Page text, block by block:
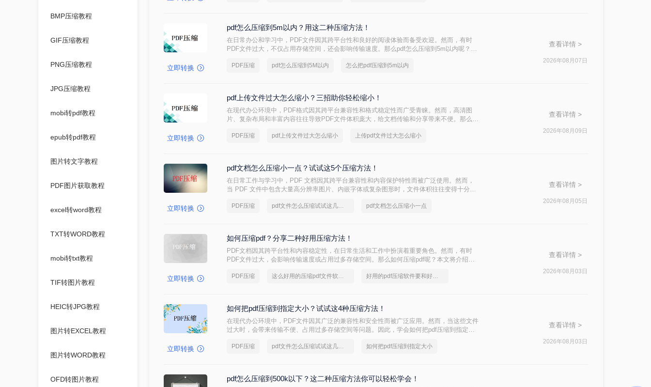
BMP压缩教程
GIF压缩教程
PNG压缩教程
JPG压缩教程
mobi转pdf教程
epub转pdf教程
图片转文字教程
PDF图片获取教程
excel转word教程
TXT转WORD教程
mobi转txt教程
TIF转图片教程
HEIC转JPG教程
图片转EXCEL教程
图片转WORD教程
OFD转图片教程
立即转换
pdf怎么压缩到5m以内？用这二种压缩方法！
在日常办公和学习中，PDF文件因其跨平台性和良好的阅读体验而备受欢迎。然而，有时
PDF文件过大，不仅占用存储空间，还会影响传输速度。那么pdf怎么压缩到5m以内呢？本
PDF压缩 pdf怎么压缩到5M以内 怎么把pdf压缩到5m以内
查看详情 >
2026年08月07日
立即转换
pdf上传文件过大怎么缩小？三招助你轻松缩小！
在现代办公环境中，PDF格式因其跨平台兼容性和格式稳定性而广受青睐。然而，高清图
片、复杂布局和丰富内容往往导致PDF文件体积庞大，给文档传输和分享带来不便。那么
PDF文件，提升文档传输效率。
PDF压缩 pdf上传文件过大怎么缩小 上传pdf文件过大怎么缩小
查看详情 >
2026年08月09日
立即转换
pdf文档怎么压缩小一点？试试这5个压缩方法！
在日常工作与学习中，PDF 文档因其跨平台兼容性和内容保护特性而被广泛使用。然而，
当 PDF 文件中包含大量高分辨率图片、内嵌字体或复杂图形时，文件体积往往变得十分庞
PDF 文档怎么压缩小一点呢？本文从压缩效果、操作难度、处理速度、隐私安全四个维
PDF压缩 pdf文件怎么压缩试试这几个方法 pdf文档怎么压缩小一点
查看详情 >
2026年08月05日
立即转换
如何压缩pdf？分享二种好用压缩方法！
PDF文档因其跨平台性和内容稳定性，在日常生活和工作中扮演着重要角色。然而，有时
PDF文件过大，会影响传输速度或占用过多存储空间。那么如何压缩pdf呢？本文将介绍两
PDF压缩 这么好用的压缩pdf文件软件，我一定要分享 好用的pdf压缩软件要和好朋友分享
查看详情 >
2026年08月03日
立即转换
如何把pdf压缩到指定大小？试试这4种压缩方法！
在现代办公环境中，PDF文件因其广泛的兼容性和安全性而被广泛应用。然而，当这些文件
过大时，会带来传输不便、占用过多存储空间等问题。因此，学会如何把pdf压缩到指定大
PDF压缩 pdf文件怎么压缩试试这几个方法 如何把pdf压缩到指定大小
查看详情 >
2026年08月03日
pdf怎么压缩到500k以下？这二种压缩方法你可以轻松学会！